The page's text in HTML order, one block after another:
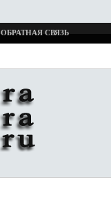
ОБРАТНАЯ СВЯЗЬ